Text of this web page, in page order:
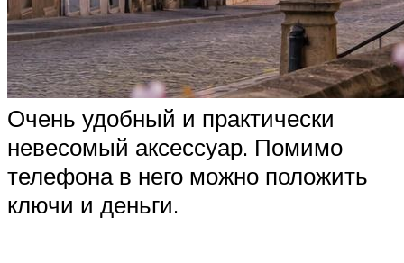
Очень удобный и практически
невесомый аксессуар. Помимо
телефона в него можно положить
ключи и деньги.